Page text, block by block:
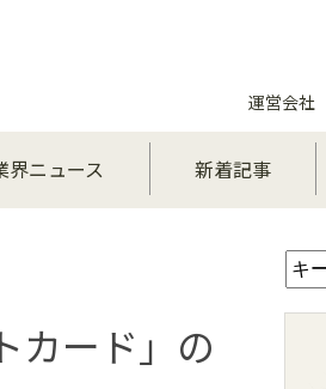
運営会社
界ニュース 新着記事
カード」の